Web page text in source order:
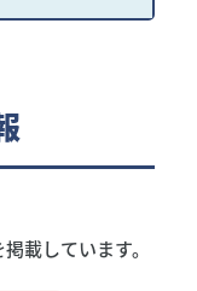
載しています。